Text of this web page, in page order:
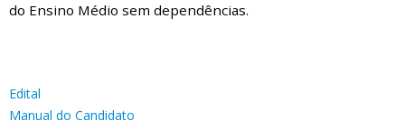
do Ensino Médio sem dependências.
Edital
Manual do Candidato